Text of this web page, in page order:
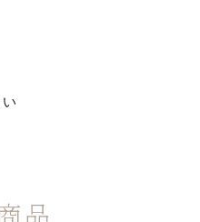
品